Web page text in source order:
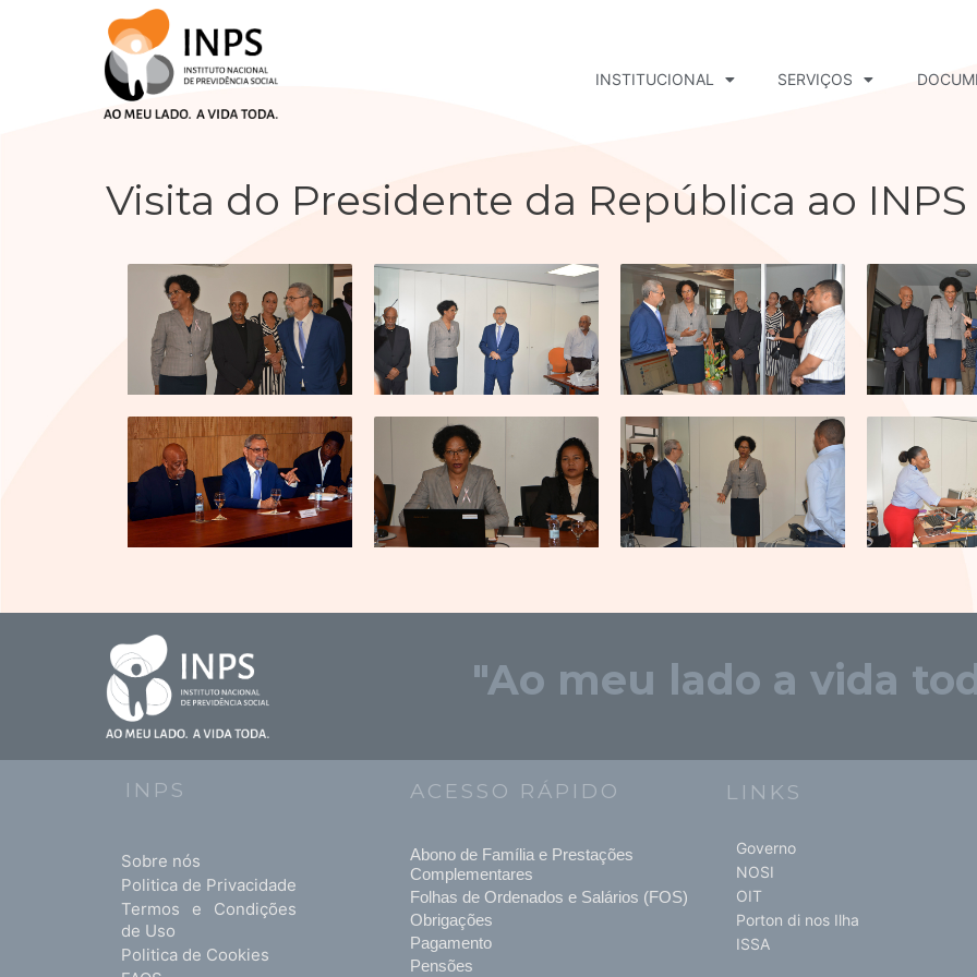
INSTITUCIONAL SERVIÇOS
Visita do Presidente da República ao INPS
"Ao meu lado a vida
INPS
Sobre nós
Politica de Privacidade
Termos e Condições
de Uso
Politica de Cookies
ACESSO RÁPIDO
Abono de Família e Prestações
Complementares
Folhas de Ordenados e Salários (FOS)
Obrigações
Pagamento
Pensões
LINKS
Governo
NOSI
OIT
Porton di nos Ilha
ISSA